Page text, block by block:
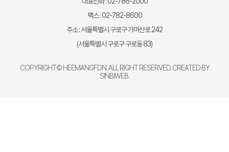
팩스 : 02-782-8600
주소 : 서울특별시 구로구 가마산로 242
(서울특별시 구로구 구로동 83)
COPYRIGHT© HEEMANGFDN. ALL RIGHT RESERVED. CREATED BY
SINBIWEB.